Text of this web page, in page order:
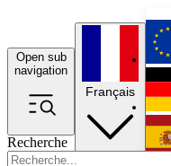
Open sub
navigation
Recherche
Français